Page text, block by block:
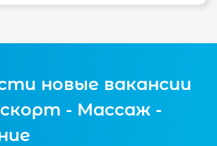
новые вакансии
- Массаж -